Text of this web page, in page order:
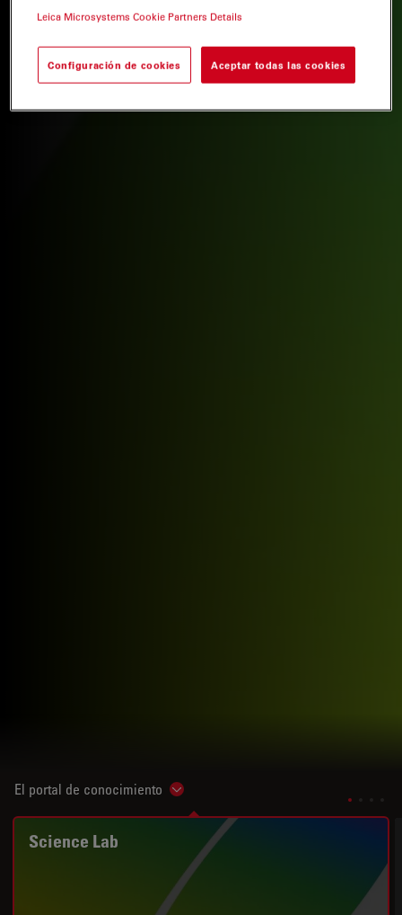
El portal de conocimiento Show subnavigation
Science Lab
Leica Microsystems Cookie Partners Details
Configuración de cookies Aceptar todas las cookies